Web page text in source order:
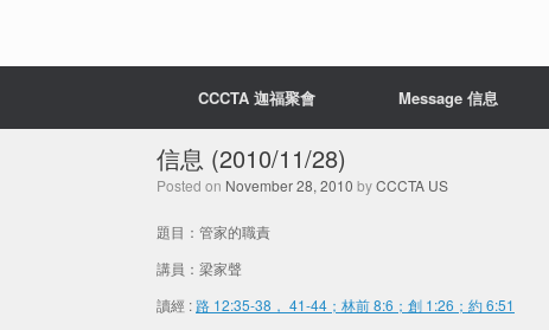
CCCTA 迦福聚會 Message 信息
信息 (2010/11/28)
Posted on November 28, 2010 byCCCTA US
題目：管家的職責
講員：梁家聲
讀經 :路 12:35-38， 41-44；林前 8:6；創 1:26；約 6:51